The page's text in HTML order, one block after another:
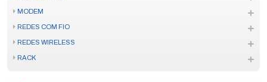
MODEM
REDES COM FIO
REDES WIRELESS
RACK